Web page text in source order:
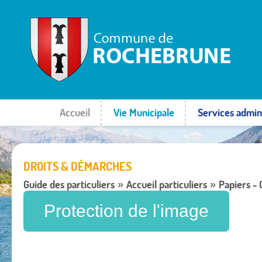
Accueil Vie Municipale Services
DROITS & DÉMARCHES
Guide des particuliers » Accueil particuliers » Papiers -
Protection de l'image